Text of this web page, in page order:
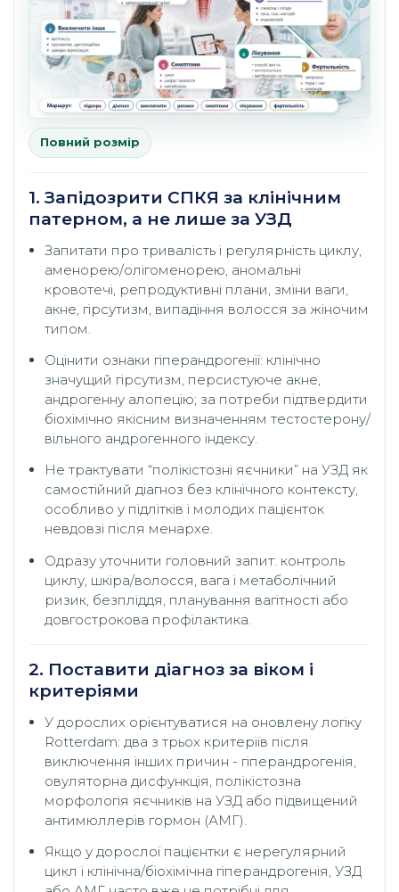
Повний розмір
1. Запідозрити СПКЯ за клінічним
патерном, а не лише за УЗД
Запитати про тривалість і регулярність циклу,
аменорею/олігоменорею, аномальні
кровотечі, репродуктивні плани, зміни ваги,
акне, гірсутизм, випадіння волосся за жіночим
типом.
Оцінити ознаки гіперандрогенії: клінічно
значущий гірсутизм, персистуюче акне,
андрогенну алопецію; за потреби підтвердити
біохімічно якісним визначенням тестостерону/
вільного андрогенного індексу.
Не трактувати “полікістозні яєчники” на УЗД як
самостійний діагноз без клінічного контексту,
особливо у підлітків і молодих пацієнток
невдовзі після менархе.
Одразу уточнити головний запит: контроль
циклу, шкіра/волосся, вага і метаболічний
ризик, безпліддя, планування вагітності або
довгострокова профілактика.
2. Поставити діагноз за віком і
критеріями
У дорослих орієнтуватися на оновлену логіку
Rotterdam: два з трьох критеріїв після
виключення інших причин - гіперандрогенія,
овуляторна дисфункція, полікістозна
морфологія яєчників на УЗД або підвищений
антимюллерів гормон (АМГ).
Якщо у дорослої пацієнтки є нерегулярний
цикл і клінічна/біохімічна гіперандрогенія, УЗД